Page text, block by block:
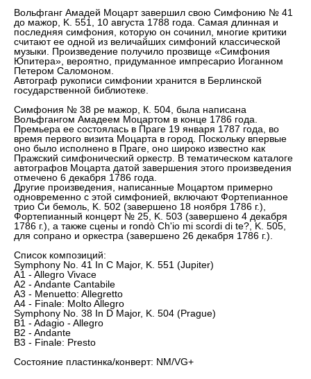
Вольфганг Амадей Моцарт завершил свою Симфонию № 41
до мажор, K. 551, 10 августа 1788 года. Самая длинная и
последняя симфония, которую он сочинил, многие критики
считают ее одной из величайших симфоний классической
музыки. Произведение получило прозвище «Симфония
Юпитера», вероятно, придуманное импресарио Иоганном
Петером Саломоном.
Автограф рукописи симфонии хранится в Берлинской
государственной библиотеке.
Симфония № 38 ре мажор, К. 504, была написана
Вольфгангом Амадеем Моцартом в конце 1786 года.
Премьера ее состоялась в Праге 19 января 1787 года, во
время первого визита Моцарта в город. Поскольку впервые
оно было исполнено в Праге, оно широко известно как
Пражский симфонический оркестр. В тематическом каталоге
автографов Моцарта датой завершения этого произведения
отмечено 6 декабря 1786 года.
Другие произведения, написанные Моцартом примерно
одновременно с этой симфонией, включают Фортепианное
трио Си бемоль, K. 502 (завершено 18 ноября 1786 г.),
Фортепианный концерт № 25, K. 503 (завершено 4 декабря
1786 г.), а также сцены и rondò Ch'io mi scordi di te?, K. 505,
для сопрано и оркестра (завершено 26 декабря 1786 г.).
Список композиций:
Symphony No. 41 In C Major, K. 551 (Jupiter)
A1 - Allegro Vivace
A2 - Andante Cantabile
A3 - Menuetto: Allegretto
A4 - Finale: Molto Allegro
Symphony No. 38 In D Major, K. 504 (Prague)
B1 - Adagio - Allegro
B2 - Andante
B3 - Finale: Presto
Состояние пластинка/конверт: NM/VG+